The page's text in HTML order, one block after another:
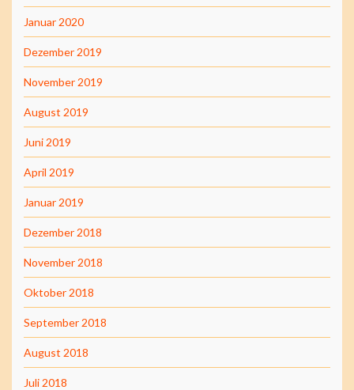
Januar 2020
Dezember 2019
November 2019
August 2019
Juni 2019
April 2019
Januar 2019
Dezember 2018
November 2018
Oktober 2018
September 2018
August 2018
Juli 2018